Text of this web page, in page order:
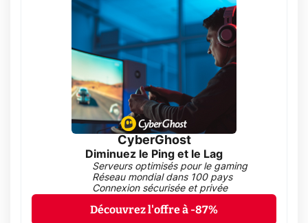
CyberGhost
Diminuez le Ping et le Lag
Serveurs optimisés pour le gaming
Réseau mondial dans 100 pays
Connexion sécurisée et privée
Découvrez l'offre à -87%